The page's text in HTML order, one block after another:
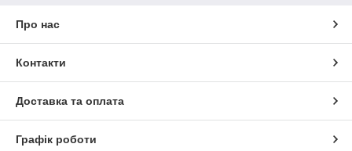
Про нас
Контакти
Доставка та оплата
Графік роботи